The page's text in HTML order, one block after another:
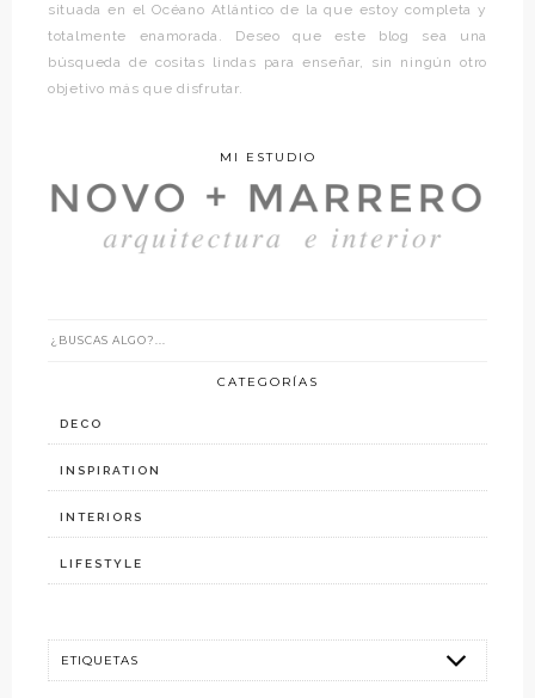
situada en el Océano Atlántico de la que estoy completa y
totalmente enamorada. Deseo que este blog sea una
búsqueda de cositas lindas para enseñar, sin ningún otro
objetivo más que disfrutar.
MI ESTUDIO
CATEGORÍAS
DECO
INSPIRATION
INTERIORS
LIFESTYLE